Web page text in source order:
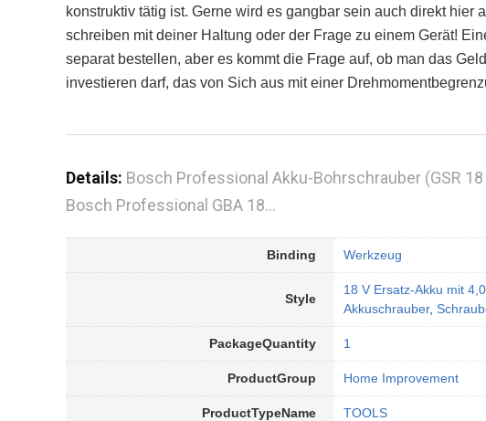
konstruktiv tätig ist. Gerne wird es gangbar sein auch direkt
schreiben mit deiner Haltung oder der Frage zu einem Gerät!
separat bestellen, aber es kommt die Frage auf, ob man das
investieren darf, das von Sich aus mit einer
Details: Bosch Professional Akku-Bohrschrauber (GSR
Bosch Professional GBA 18…
Binding Werkzeug
Style
18 V Ersatz-Akku mit
Akkuschrauber,
PackageQuantity 1
ProductGroup Home Improvement
ProductTypeName TOOLS